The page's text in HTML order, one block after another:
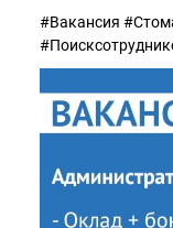
#Вакансия